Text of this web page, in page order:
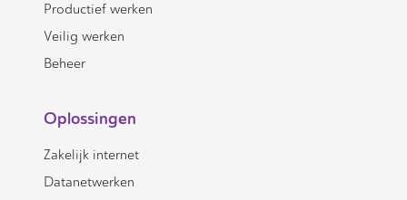
Productief werken
Veilig werken
Beheer
Oplossingen
Zakelijk internet
Datanetwerken